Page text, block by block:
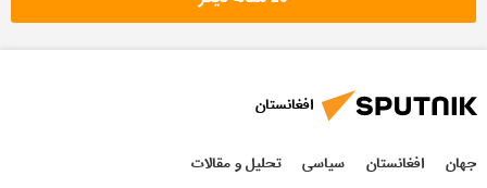
افغانستان
جهان افغانستان سیاسی تحلیل و مقالات